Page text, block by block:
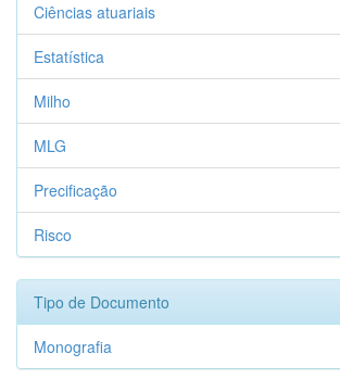
Ciências atuariais
Estatística
Milho
MLG
Precificação
Risco
Tipo de Documento
Monografia